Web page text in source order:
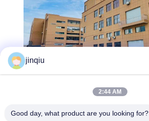
jinqiu
2:44 AM
Good day, what product are you looking for?